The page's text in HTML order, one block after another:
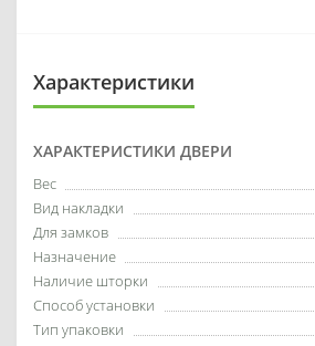
Характеристики
ХАРАКТЕРИСТИКИ ДВЕРИ
Вес
Вид накладки
Для замков
Назначение
Наличие шторки
Способ установки
Тип упаковки